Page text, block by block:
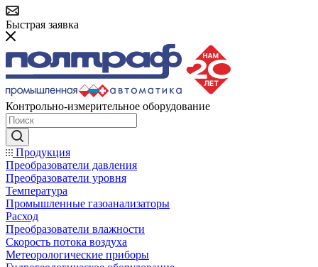
Быстрая заявка
Контрольно-измерительное оборудование
Продукция
Преобразователи давления
Преобразователи уровня
Температура
Промышленные газоанализаторы
Расход
Преобразователи влажности
Скорость потока воздуха
Метеорологические приборы